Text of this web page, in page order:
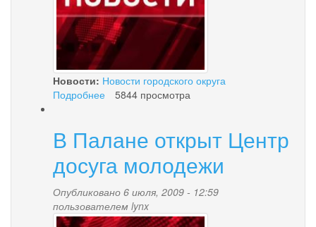
Новости: Новости городского округа
Подробнее
появится
аэровокзал
5844 просмотра
В Палане открыт Центр
досуга молодежи
Опубликовано 6 июля, 2009 - 12:59
пользователем lynx